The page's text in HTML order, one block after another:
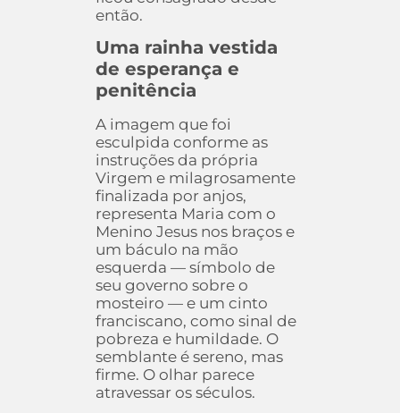
então.
Uma rainha vestida
de esperança e
penitência
A imagem que foi
esculpida conforme as
instruções da própria
Virgem e milagrosamente
finalizada por anjos,
representa Maria com o
Menino Jesus nos braços e
um báculo na mão
esquerda — símbolo de
seu governo sobre o
mosteiro — e um cinto
franciscano, como sinal de
pobreza e humildade. O
semblante é sereno, mas
firme. O olhar parece
atravessar os séculos.